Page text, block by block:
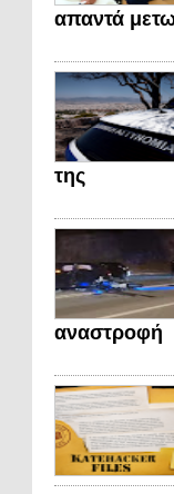
απαντά
της
αναστροφή